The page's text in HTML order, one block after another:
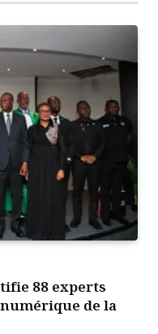
88 experts
de la